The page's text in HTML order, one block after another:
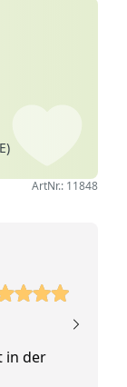
ArtNr.: 11848
in der